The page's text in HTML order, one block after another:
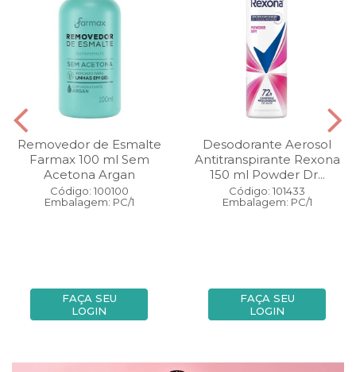
Removedor de Esmalte
Farmax 100 ml Sem
Acetona Argan
Código: 100100
Embalagem: PC/1
FAÇA SEU
LOGIN
Desodorante Aerosol
Antitranspirante Rexona
150 ml Powder Dr...
Código: 101433
Embalagem: PC/1
FAÇA SEU
LOGIN